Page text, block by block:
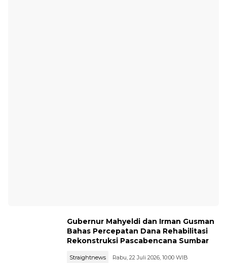
Gubernur Mahyeldi dan Irman Gusman
Bahas Percepatan Dana Rehabilitasi
Rekonstruksi Pascabencana Sumbar
Straightnews Rabu, 22 Juli 2026, 10:00 WIB